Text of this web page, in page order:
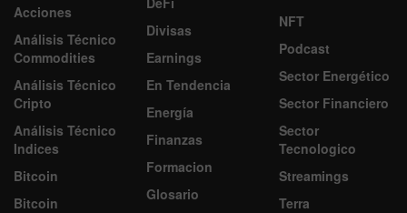
Acciones
Análisis Técnico
Commodities
Análisis Técnico
Cripto
Análisis Técnico
Indices
Bitcoin
Bitcoin
Divisas
Earnings
En Tendencia
Energía
Finanzas
Formacion
Glosario
NFT
Podcast
Sector Energético
Sector Financiero
Sector
Tecnologico
Streamings
Terra